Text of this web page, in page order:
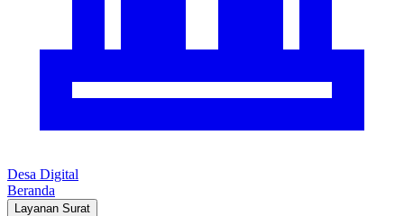
Desa Digital
Beranda
Layanan Surat